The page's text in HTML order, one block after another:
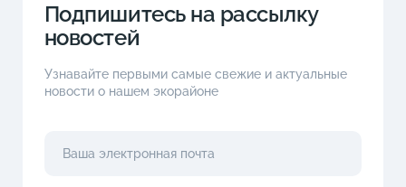
Подпишитесь на рассылку
новостей
Узнавайте первыми самые свежие и актуальные
новости о нашем экорайоне